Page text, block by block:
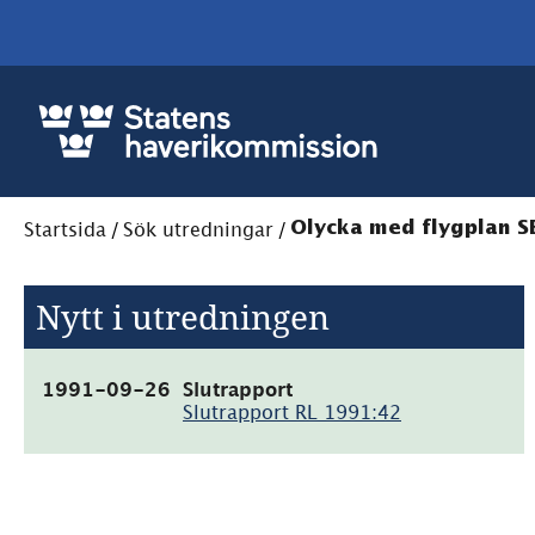
Startsida / Sök utredningar / Olycka med flygplan
Nytt i utredningen
1991-09-26
Slutrapport
Slutrapport RL 1991:42
(pdf,